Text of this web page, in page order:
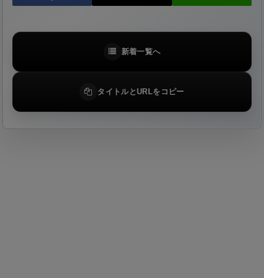
新着一覧へ
タイトルとURLをコピー